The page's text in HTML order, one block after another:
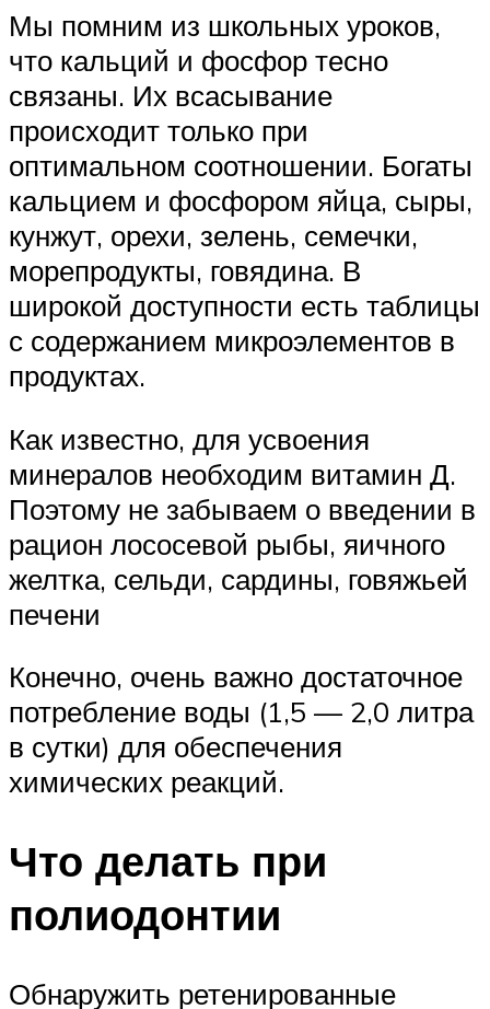
Мы помним из школьных уроков,
что кальций и фосфор тесно
связаны. Их всасывание
происходит только при
оптимальном соотношении. Богаты
кальцием и фосфором яйца, сыры,
кунжут, орехи, зелень, семечки,
морепродукты, говядина. В
широкой доступности есть таблицы
с содержанием микроэлементов в
продуктах.
Как известно, для усвоения
минералов необходим витамин Д.
Поэтому не забываем о введении в
рацион лососевой рыбы, яичного
желтка, сельди, сардины, говяжьей
печени
Конечно, очень важно достаточное
потребление воды (1,5 — 2,0 литра
в сутки) для обеспечения
химических реакций.
Что делать при
полиодонтии
Обнаружить ретенированные